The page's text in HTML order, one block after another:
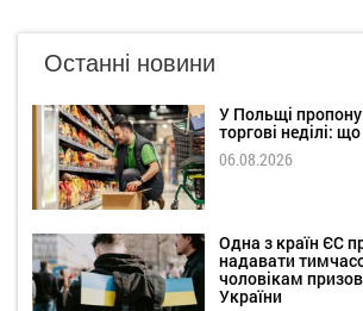
Останні новини
У Польщі
торгові неділі:
06.08.2026
Одна з країн ЄС
надавати
чоловікам
України